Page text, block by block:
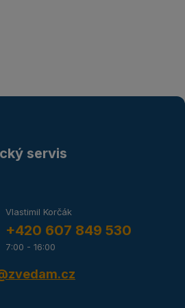
servis
Vlastimil Korčák
+420 607 849 530
7:00 - 16:00